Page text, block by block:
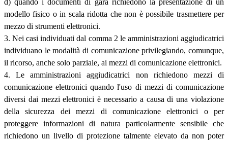
d) quando i documenti di gara richiedono la presentazione di un
modello fisico o in scala ridotta che non è possibile trasmettere per
mezzo di strumenti elettronici.
3. Nei casi individuati dal comma 2 le amministrazioni aggiudicatrici
individuano le modalità di comunicazione privilegiando, comunque,
il ricorso, anche solo parziale, ai mezzi di comunicazione elettronici.
4. Le amministrazioni aggiudicatrici non richiedono mezzi di
comunicazione elettronici quando l'uso di mezzi di comunicazione
diversi dai mezzi elettronici è necessario a causa di una violazione
della sicurezza dei mezzi di comunicazione elettronici o per
proteggere informazioni di natura particolarmente sensibile che
richiedono un livello di protezione talmente elevato da non poter